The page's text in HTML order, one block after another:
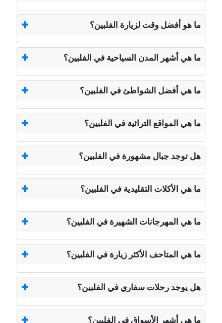
ما هو أفضل وقت لزيارة الفلبين؟
ما هي أشهر المدن السياحية في الفلبين؟
ما هي أفضل الشواطئ في الفلبين؟
ما هي المواقع التراثية في الفلبين؟
هل توجد جبال مشهورة في الفلبين؟
ما هي الأكلات التقليدية في الفلبين؟
ما هي المهرجانات الشهيرة في الفلبين؟
ما هي المتاحف الأكثر زيارة في الفلبين؟
هل يوجد رحلات سفاري في الفلبين؟
ما هي أشهر الأسواق في الفلبين؟